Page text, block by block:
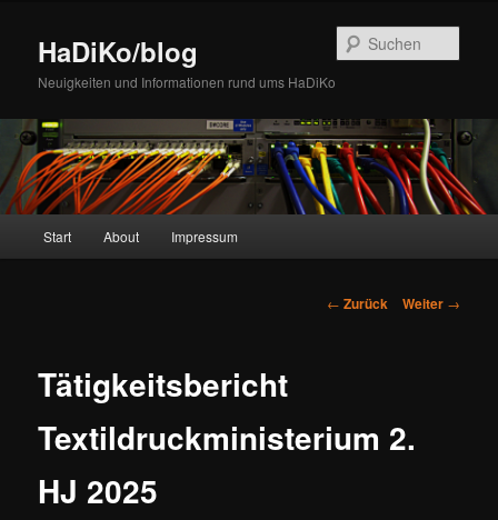
wechselnHaDiKo/blog
Neuigkeiten und Informationen rund ums HaDiKo
Start About Impressum
Beitrags-
← Zurück Weiter →
Tätigkeitsbericht
Textildruckministerium 2.
HJ 2025